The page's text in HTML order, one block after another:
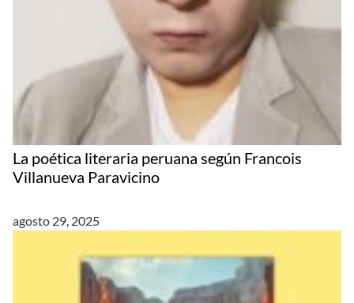
La poética literaria peruana según Francois
Villanueva Paravicino
agosto 29, 2025